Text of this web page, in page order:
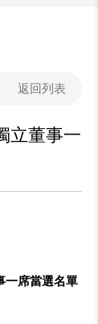
返回列表
立董事一
一席當選名單